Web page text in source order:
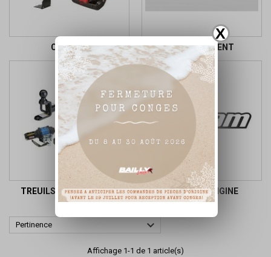
X
COFFRES ECHAPPEMENT
TREUILS ET ATTELAGES PIECES D ORIGINE
Pertinence 
Affichage 1-1 de 1 article(s)